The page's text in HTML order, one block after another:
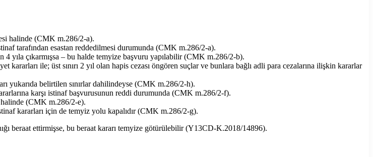
halinde (CMK m.286/2-a).
tarafından esastan reddedilmesi durumunda (CMK m.286/2-a).
yıla çıkarmışsa – bu halde temyize başvuru yapılabilir (CMK m.286/2-b).
ile; üst sınırı 2 yıl olan hapis cezası öngören suçlar ve bunlara bağlı adli para cezalarına ilişkin kararlar
yukarıda belirtilen sınırlar dahilindeyse (CMK m.286/2-h).
karşı istinaf başvurusunun reddi durumunda (CMK m.286/2-f).
halinde (CMK m.286/2-e).
kararları için de temyiz yolu kapalıdır (CMK m.286/2-g).
beraat ettirmişse, bu beraat kararı temyize götürülebilir (Y13CD-K.2018/14896).